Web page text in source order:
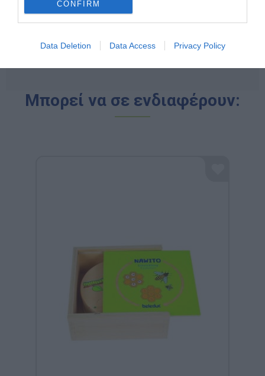
CONFIRM
Data Deletion Data Access Privacy Policy
της είναι να καλλιεργήσει μια δια βίου αγάπη για τη
μάθηση, βοηθώντας κάθε παιδί να ανακαλύψει τον
Μπορεί να σε ενδιαφέρουν: